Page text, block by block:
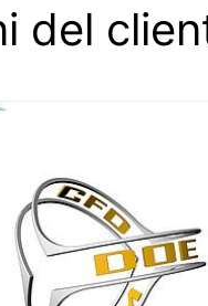
del